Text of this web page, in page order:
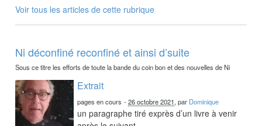
Voir tous les articles de cette rubrique
Ni déconfiné reconfiné et ainsi d’suite
Sous ce titre les efforts de toute la bande du coin bon et des nouvelles de Ni
Extrait
pages en cours -26 octobre 2021, par Dominique
un paragraphe tiré exprès d’un livre à venir